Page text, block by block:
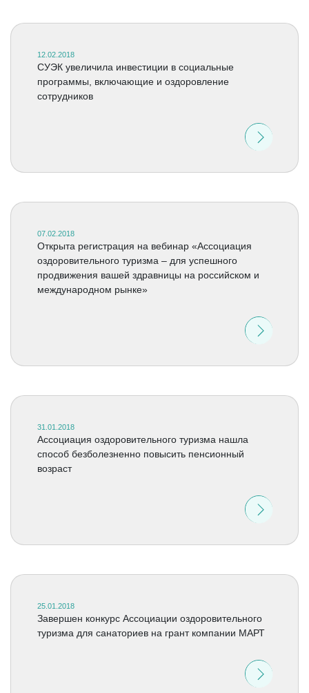
12.02.2018
СУЭК увеличила инвестиции в социальные
программы, включающие и оздоровление
сотрудников
07.02.2018
Открыта регистрация на вебинар «Ассоциация
оздоровительного туризма – для успешного
продвижения вашей здравницы на российском и
международном рынке»
31.01.2018
Ассоциация оздоровительного туризма нашла
способ безболезненно повысить пенсионный
возраст
25.01.2018
Завершен конкурс Ассоциации оздоровительного
туризма для санаториев на грант компании МАРТ